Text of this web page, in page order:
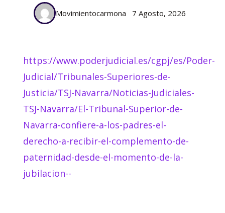
Movimientocarmona 7 Agosto, 2026
https://www.poderjudicial.es/cgpj/es/Poder-
Judicial/Tribunales-Superiores-de-
Justicia/TSJ-Navarra/Noticias-Judiciales-
TSJ-Navarra/El-Tribunal-Superior-de-
Navarra-confiere-a-los-padres-el-
derecho-a-recibir-el-complemento-de-
paternidad-desde-el-momento-de-la-
jubilacion--